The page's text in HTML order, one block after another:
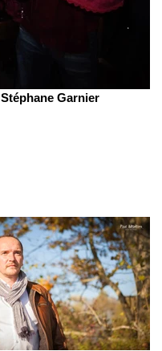
Stéphane Garnier